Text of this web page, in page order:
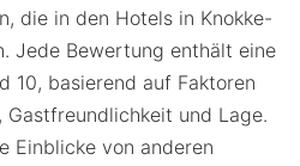
die in den Hotels in Knokke-
Jede Bewertung enthält eine
10, basierend auf Faktoren
und Lage.
Einblicke von anderen